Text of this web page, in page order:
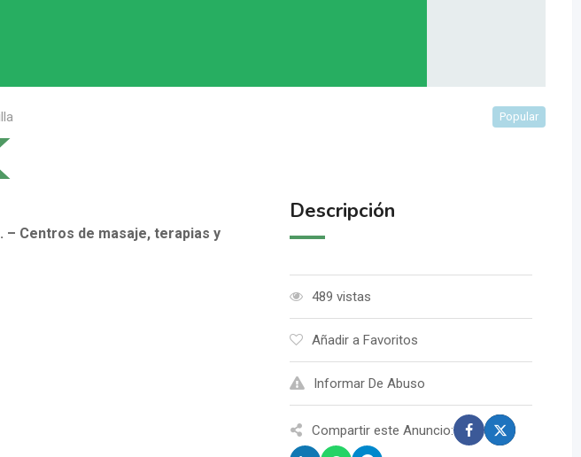
Popular
Centros de masaje, terapias y
Descripción
489 vistas
Añadir a Favoritos
Informar De Abuso
Compartir este Anuncio: